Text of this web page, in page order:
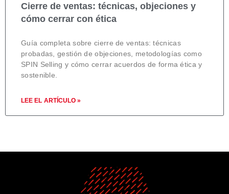
Cierre de ventas: técnicas, objeciones y
cómo cerrar con ética
Guía completa sobre cierre de ventas: técnicas
probadas, gestión de objeciones, metodologías como
SPIN Selling y cómo cerrar acuerdos de forma ética y
sostenible.
LEE EL ARTÍCULO »